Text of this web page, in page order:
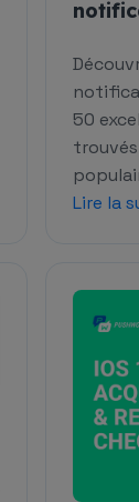
50
Lire la